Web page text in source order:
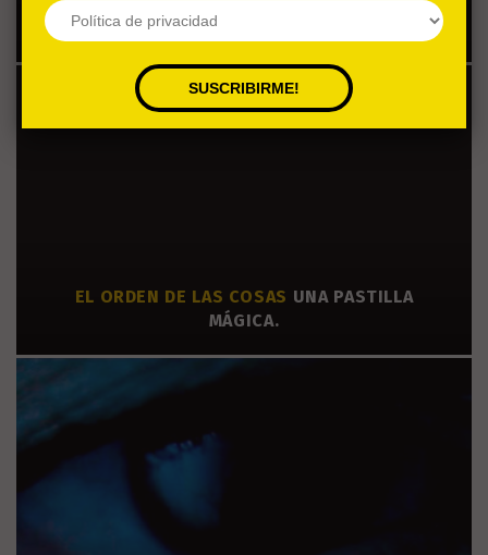
CUATRO GRANDES ACTRICES
EL ORDEN DE LAS COSAS UNA PASTILLA
MÁGICA.